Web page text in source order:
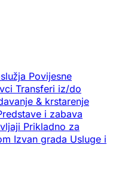
Povijesne
Transferi iz/do
& krstarenje
i zabava
Prikladno za
Izvan grada Usluge i